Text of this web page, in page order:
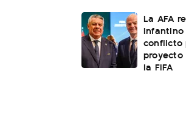
La AFA
conflicto
proyecto
la FIFA